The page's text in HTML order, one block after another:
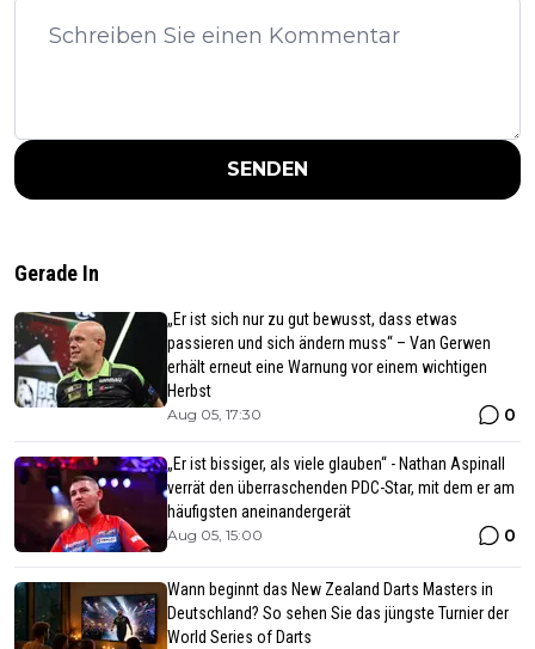
SENDEN
Gerade In
„Er ist sich nur zu gut bewusst, dass etwas
passieren und sich ändern muss“ – Van Gerwen
erhält erneut eine Warnung vor einem wichtigen
Herbst
Aug 05, 17:30 0
„Er ist bissiger, als viele glauben“ - Nathan Aspinall
verrät den überraschenden PDC-Star, mit dem er am
häufigsten aneinandergerät
Aug 05, 15:00 0
Wann beginnt das New Zealand Darts Masters in
Deutschland? So sehen Sie das jüngste Turnier der
World Series of Darts